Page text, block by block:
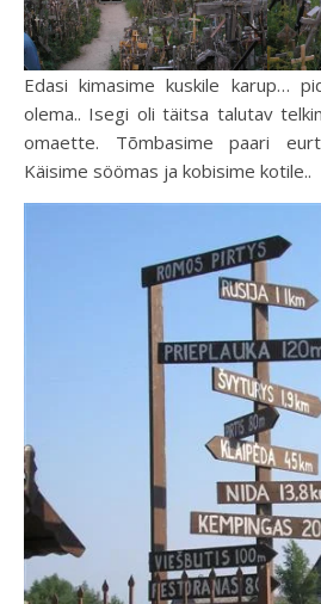
Edasi kimasime kuskile karup…
olema.. Isegi oli täitsa talutav
omaette. Tõmbasime paari
Käisime söömas ja kobisime kotile..